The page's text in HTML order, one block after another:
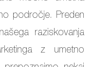
področje. Preden
raziskovanja
z umetno